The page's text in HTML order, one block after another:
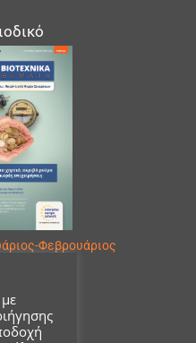
Φεβρουάριος